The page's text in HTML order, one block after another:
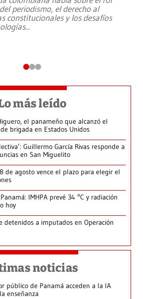
periodismo, el derecho al
constitucionales y los desafíos
...
más leído
el panameño que alcanzó el
brigada en Estados Unidos
Guillermo García Rivas responde a
en San Miguelito
de agosto vence el plazo para elegir el
IMHPA prevé 34 °C y radiación
hoy
detenidos a imputados en Operación
noticias
público de Panamá acceden a la IA
enseñanza